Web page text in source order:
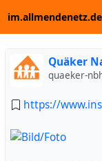
im.allmendenetz.de
Quäker
quaeker-
https://